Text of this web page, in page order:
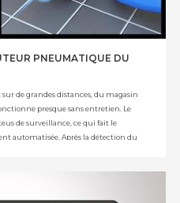
PNEUMATIQUE DU
de grandes distances, du magasin
presque sans entretien. Le
de surveillance, ce qui fait le
automatisée. Après la détection du